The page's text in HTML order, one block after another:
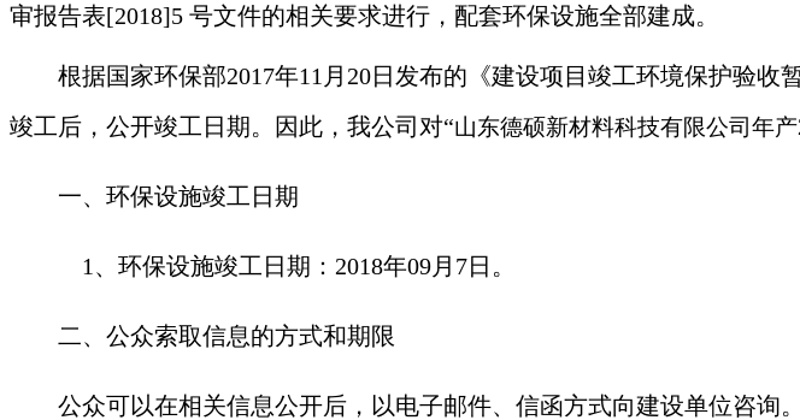
审报告表[2018]5 号文件的相关要求进行，配套环保设施全部建成。
根据国家环保部2017年11月20日发布的《建设项目竣工环境保护验
竣工后，公开竣工日期。因此，我公司对“山东德硕新材料科技有限公司年
一、环保设施竣工日期
1 、环保设施竣工日期：2018年09月7日。
二、公众索取信息的方式和期限
公众可以在相关信息公开后，以电子邮件、信函方式向建设单位咨询。